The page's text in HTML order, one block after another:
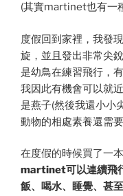
(其實martinet也有一
度假回到家裡，我發
旋，並且發出非常尖
是幼鳥在練習飛行，
我因此有機會可以就
是燕子(然後我還小小
動物的相處素養還需
在度假的時候買了一
martinet可以連續飛
飯、喝水、睡覺、甚